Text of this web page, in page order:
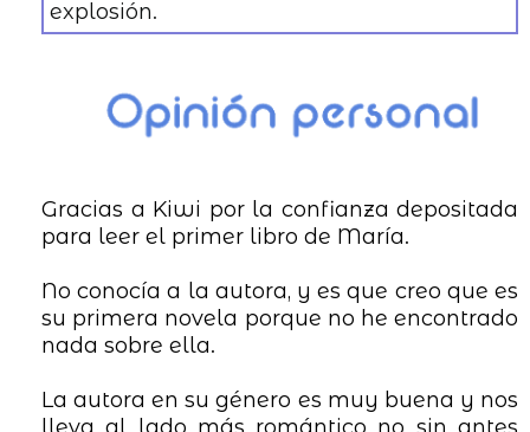
explosión.
Gracias a Kiwi por la confianza depositada
para leer el primer libro de María.
No conocía a la autora, y es que creo que es
su primera novela porque no he encontrado
nada sobre ella.
La autora en su género es muy buena y nos